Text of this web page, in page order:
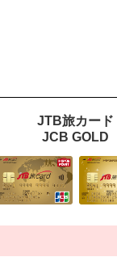
JTB旅カード
JCB GOLD